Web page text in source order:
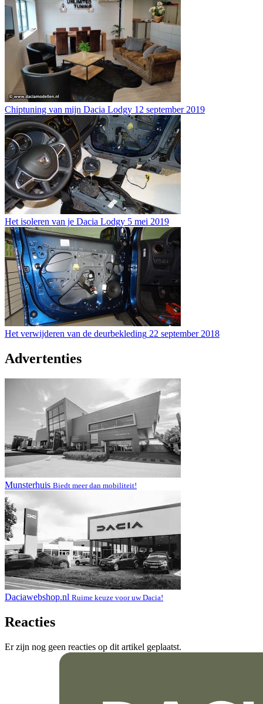
Chiptuning van mijn Dacia Lodgy 12 september 2019
Het isoleren van je Dacia Lodgy 5 mei 2019
Het verwijderen van de deurbekleding 22 september 2018
Advertenties
Munsterhuis Biedt meer dan mobiliteit!
Daciawebshop.nl Ruime keuze voor uw Dacia!
Reacties
Er zijn nog geen reacties op dit artikel geplaatst.